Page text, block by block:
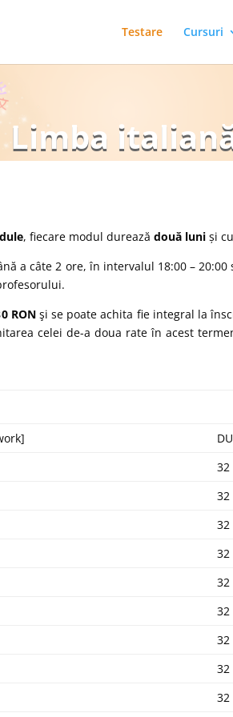
Testare Cursuri
Limba
, fiecare modul durează două luni și
a câte 2 ore, în intervalul 18:00 –
0 RONşi se poate achita fie integral la
celei de-a doua rate în acest
32
32
32
32
32
32
32
32
32